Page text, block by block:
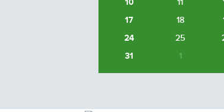
10
11
17
18
24
25
31
1